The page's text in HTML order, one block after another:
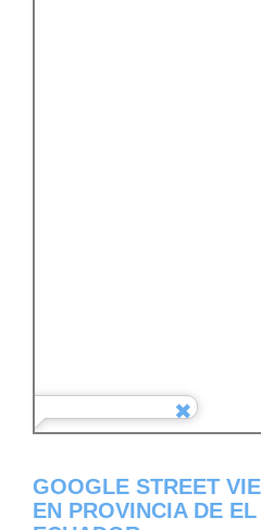
GOOGLE STREET
EN PROVINCIA DE